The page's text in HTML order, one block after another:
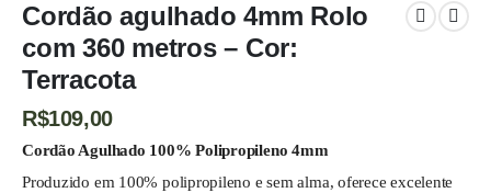
Cordão agulhado 4mm Rolo
com 360 metros – Cor:
Terracota
R$109,00
Cordão Agulhado 100% Polipropileno 4mm
Produzido em 100% polipropileno e sem alma, oferece excelente